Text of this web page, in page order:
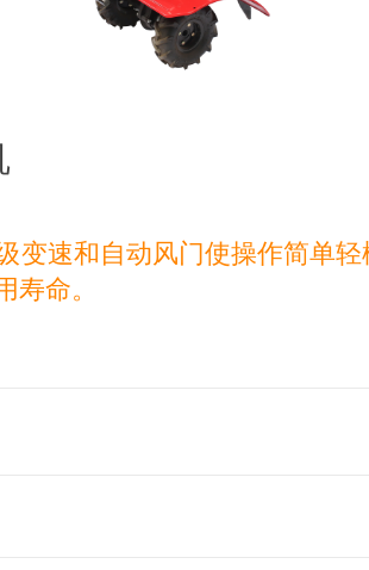
变速和自动风门使操作简单
命。